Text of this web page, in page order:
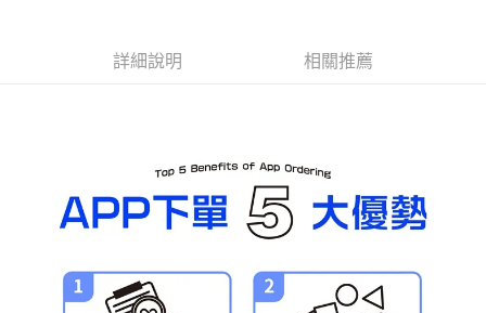
預購-7-11取貨付款(舊)
每筆NT$90，滿NT$3,000(含以上)免運費
預購-宅配(舊)
每筆NT$120，滿NT$3,000(含以上)免運費
預購-宅配(離島)(舊)
每筆NT$160，滿NT$3,000(含以上)免運費
詳細說明 相關推薦